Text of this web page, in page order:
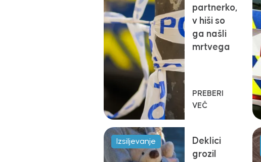
partnerko,
v hiši so
ga našli
mrtvega
PREBERI
VEČ
Izsiljevanje
Deklici
grozil